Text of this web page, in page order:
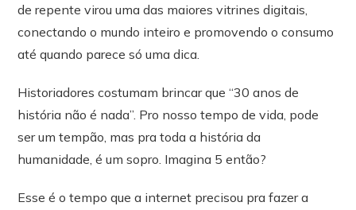
de repente virou uma das maiores vitrines digitais,
conectando o mundo inteiro e promovendo o consumo
até quando parece só uma dica.
Historiadores costumam brincar que “30 anos de
história não é nada”. Pro nosso tempo de vida, pode
ser um tempão, mas pra toda a história da
humanidade, é um sopro. Imagina 5 então?
Esse é o tempo que a internet precisou pra fazer a